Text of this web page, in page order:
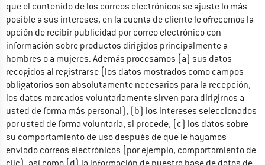
que el contenido de los correos electrónicos se ajuste lo más
posible a sus intereses, en la cuenta de cliente le ofrecemos la
opción de recibir publicidad por correo electrónico con
información sobre productos dirigidos principalmente a
hombres o a mujeres. Además procesamos (a) sus datos
recogidos al registrarse (los datos mostrados como campos
obligatorios son absolutamente necesarios para la recepción,
los datos marcados voluntariamente sirven para dirigirnos a
usted de forma más personal), (b) los intereses seleccionados
por usted de forma voluntaria, si procede, (c) los datos sobre
su comportamiento de uso después de que le hayamos
enviado correos electrónicos (por ejemplo, comportamiento de